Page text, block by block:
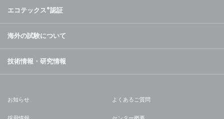
エコテックス®認証
海外の試験について
技術情報・研究情報
お知らせ よくあるご質問